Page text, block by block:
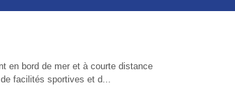
en bord de mer et à courte distance
facilités sportives et d...